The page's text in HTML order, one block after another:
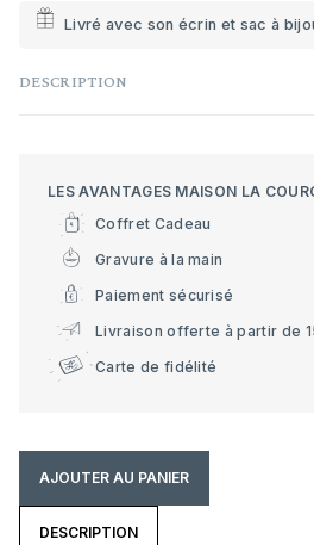
Livré avec son écrin et sac à
DESCRIPTION
LES AVANTAGES MAISON LA
Coffret Cadeau
Gravure à la main
Paiement sécurisé
Livraison offerte à partir de
Carte de fidélité
AJOUTER AU PANIER
DESCRIPTION